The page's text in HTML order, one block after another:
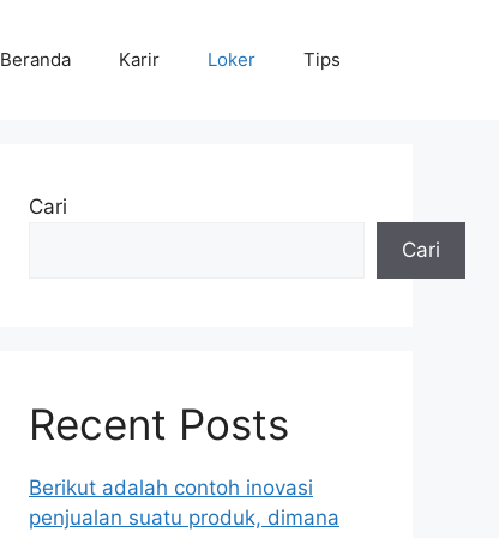
Beranda Karir Loker Tips
Cari
Cari
Recent Posts
Berikut adalah contoh inovasi
penjualan suatu produk, dimana